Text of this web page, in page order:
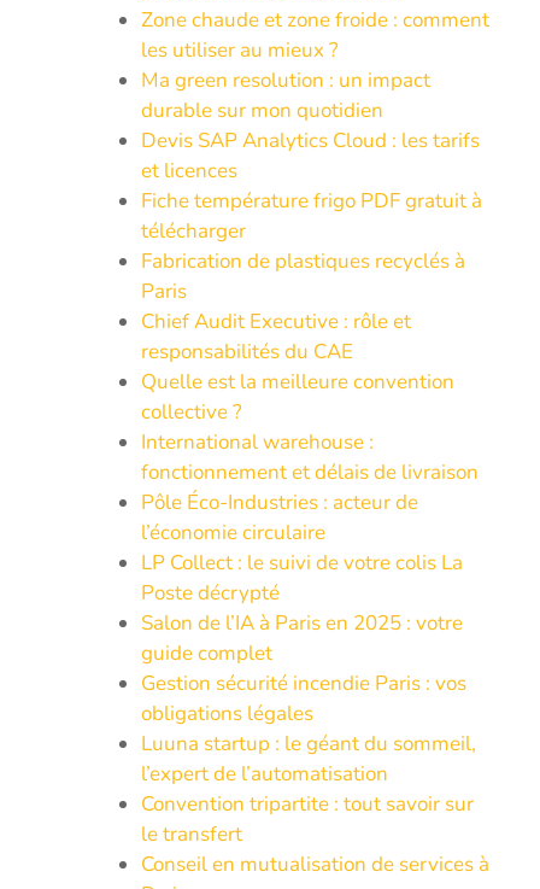
Zone chaude et zone froide : comment
les utiliser au mieux ?
Ma green resolution : un impact
durable sur mon quotidien
Devis SAP Analytics Cloud : les tarifs
et licences
Fiche température frigo PDF gratuit à
télécharger
Fabrication de plastiques recyclés à
Paris
Chief Audit Executive : rôle et
responsabilités du CAE
Quelle est la meilleure convention
collective ?
International warehouse :
fonctionnement et délais de livraison
Pôle Éco-Industries : acteur de
l’économie circulaire
LP Collect : le suivi de votre colis La
Poste décrypté
Salon de l’IA à Paris en 2025 : votre
guide complet
Gestion sécurité incendie Paris : vos
obligations légales
Luuna startup : le géant du sommeil,
l’expert de l’automatisation
Convention tripartite : tout savoir sur
le transfert
Conseil en mutualisation de services à